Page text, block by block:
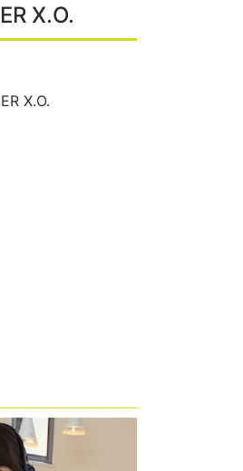
X.O.
X.O.